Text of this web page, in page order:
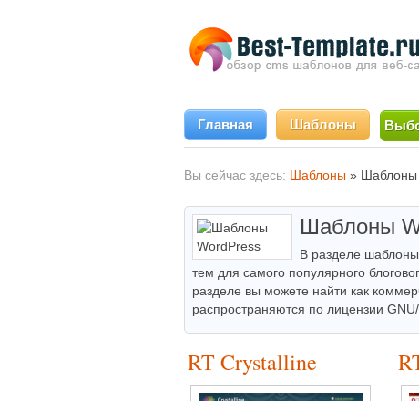
Главная Шаблоны
Вы сейчас здесь: Шаблоны » Шаблоны
Шаблоны
В разделе шаблоны
тем для самого популярного
разделе вы можете найти как
распространяются по лицензии GNU/
RT Crystalline